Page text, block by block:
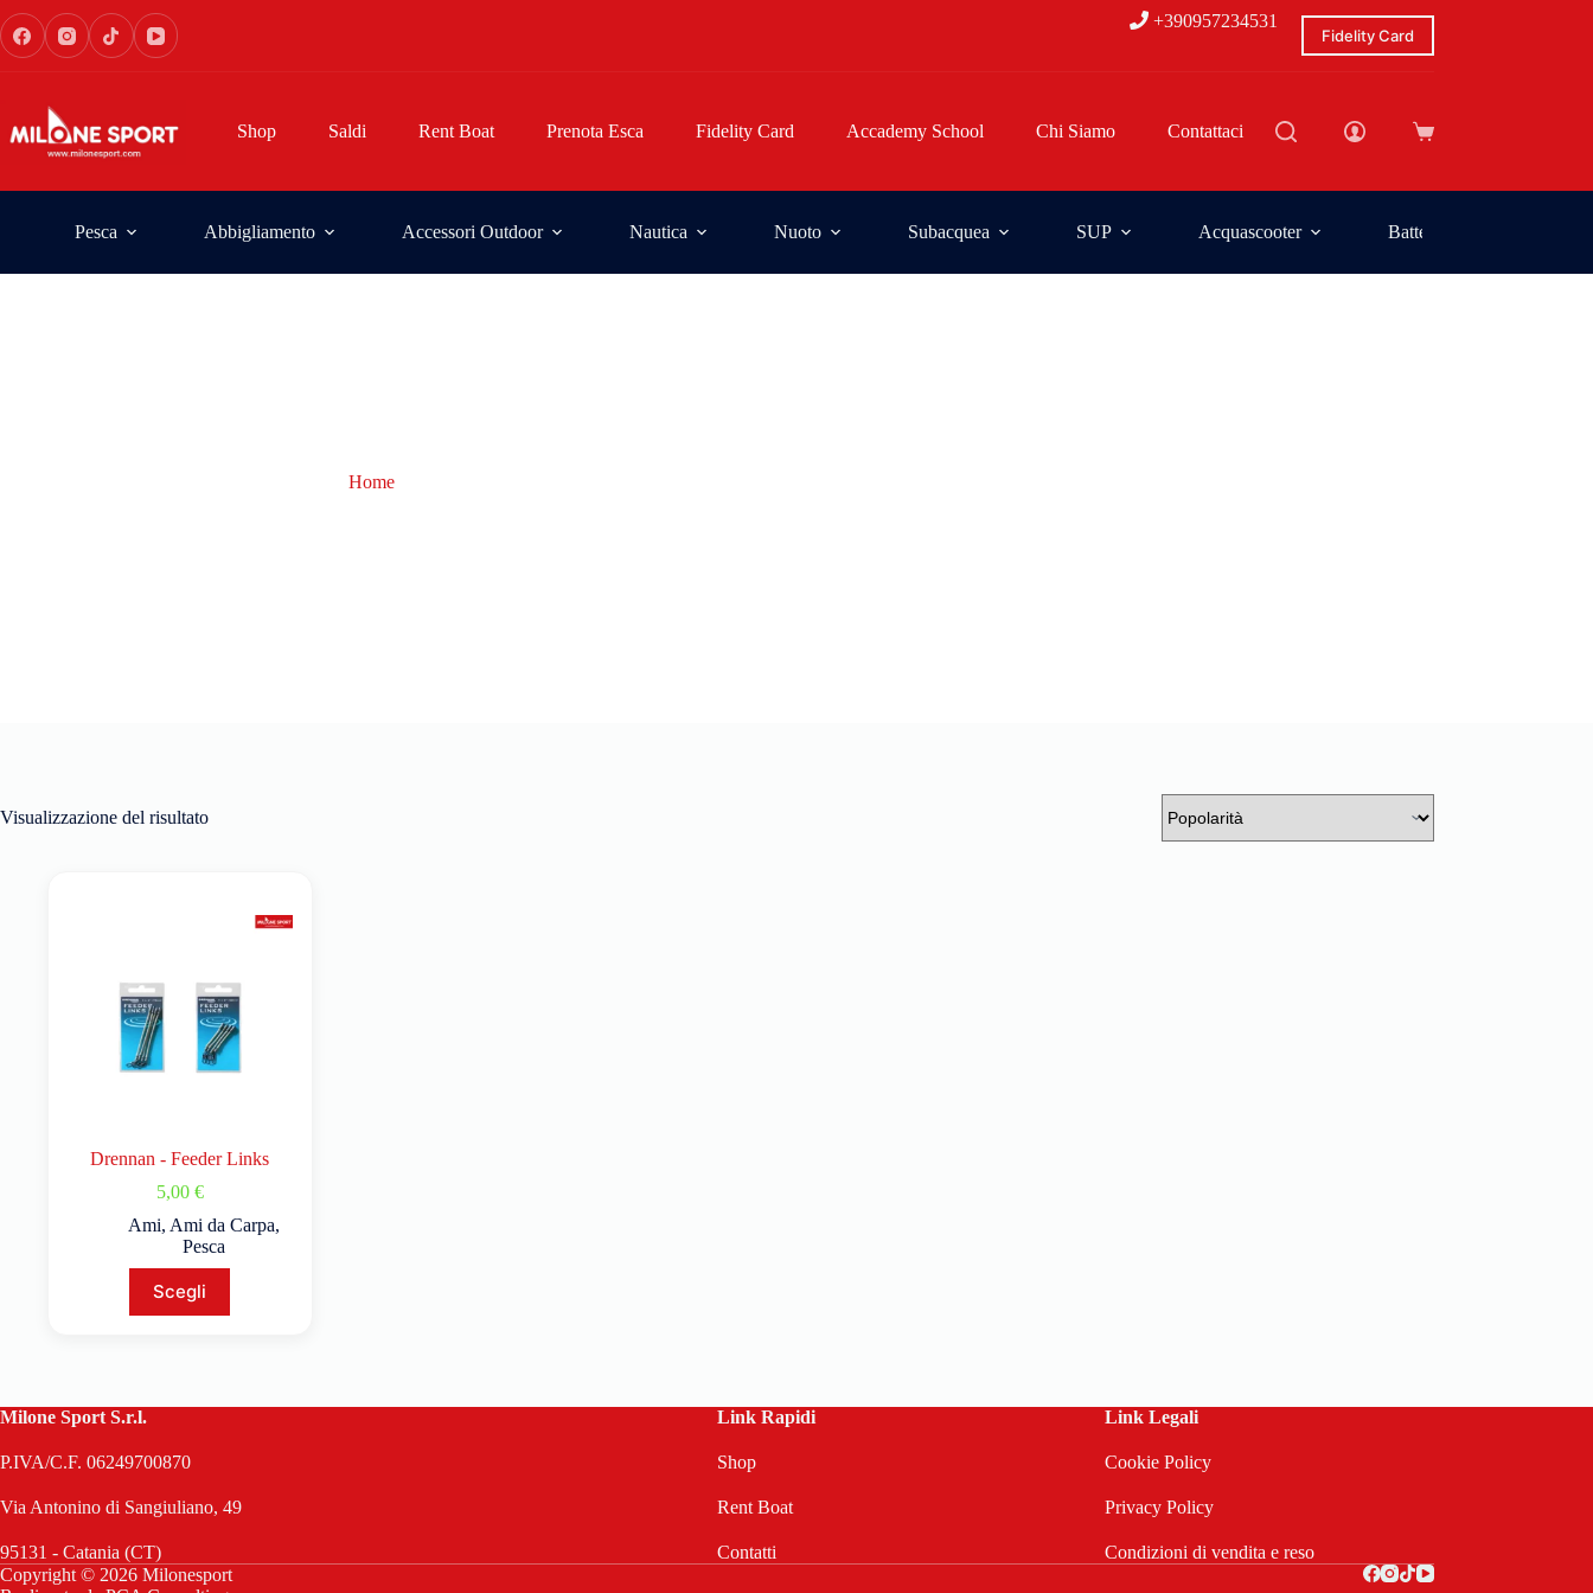
+390957234531
Fidelity Card
Shop Saldi Rent Boat Prenota Esca Fidelity Card Accademy School Chi Siamo Contattaci
Pesca Abbigliamento Accessori Outdoor Nautica Nuoto Subacquea SUP Acquascooter Batterie
Home
Visualizzazione del risultato
Drennan - Feeder Links
5,00 €
Ami, Ami da Carpa,
Pesca
Scegli
Milone Sport S.r.l.
P.IVA/C.F. 06249700870
Via Antonino di Sangiuliano, 49
95131 - Catania (CT)
Link Rapidi
Shop
Rent Boat
Contatti
Link Legali
Cookie Policy
Privacy Policy
Condizioni di vendita e reso
Copyright © 2026 Milonesport